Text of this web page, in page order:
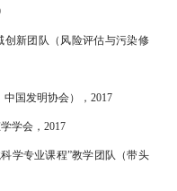
新团队（风险评估与污染修
国发明协会），2017
学会，2017
学专业课程”教学团队（带头